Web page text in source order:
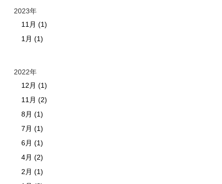
2023年
11月 (1)
1月 (1)
2022年
12月 (1)
11月 (2)
8月 (1)
7月 (1)
6月 (1)
4月 (2)
2月 (1)